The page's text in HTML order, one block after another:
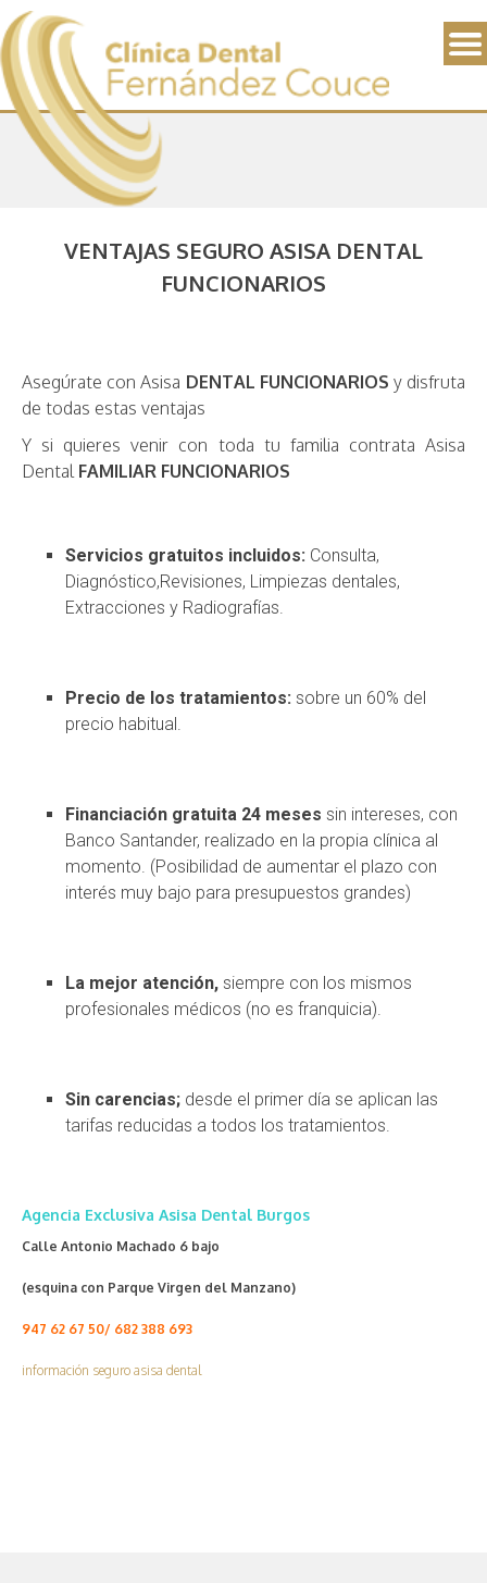
VENTAJAS SEGURO ASISA DENTAL
FUNCIONARIOS
Asegúrate con Asisa DENTAL FUNCIONARIOS y disfruta
de todas estas ventajas
Y si quieres venir con toda tu familia contrata Asisa
Dental FAMILIAR FUNCIONARIOS
Servicios gratuitos incluidos: Consulta,
Diagnóstico,Revisiones, Limpiezas dentales,
Extracciones y Radiografías.
Precio de los tratamientos: sobre un 60% del
precio habitual.
Financiación gratuita 24 meses sin intereses, con
Banco Santander, realizado en la propia clínica al
momento. (Posibilidad de aumentar el plazo con
interés muy bajo para presupuestos grandes)
La mejor atención, siempre con los mismos
profesionales médicos (no es franquicia).
Sin carencias; desde el primer día se aplican las
tarifas reducidas a todos los tratamientos.
Agencia Exclusiva Asisa Dental Burgos
Calle Antonio Machado 6 bajo
(esquina con Parque Virgen del Manzano)
947 62 67 50/ 682 388 693
información seguro asisa dental